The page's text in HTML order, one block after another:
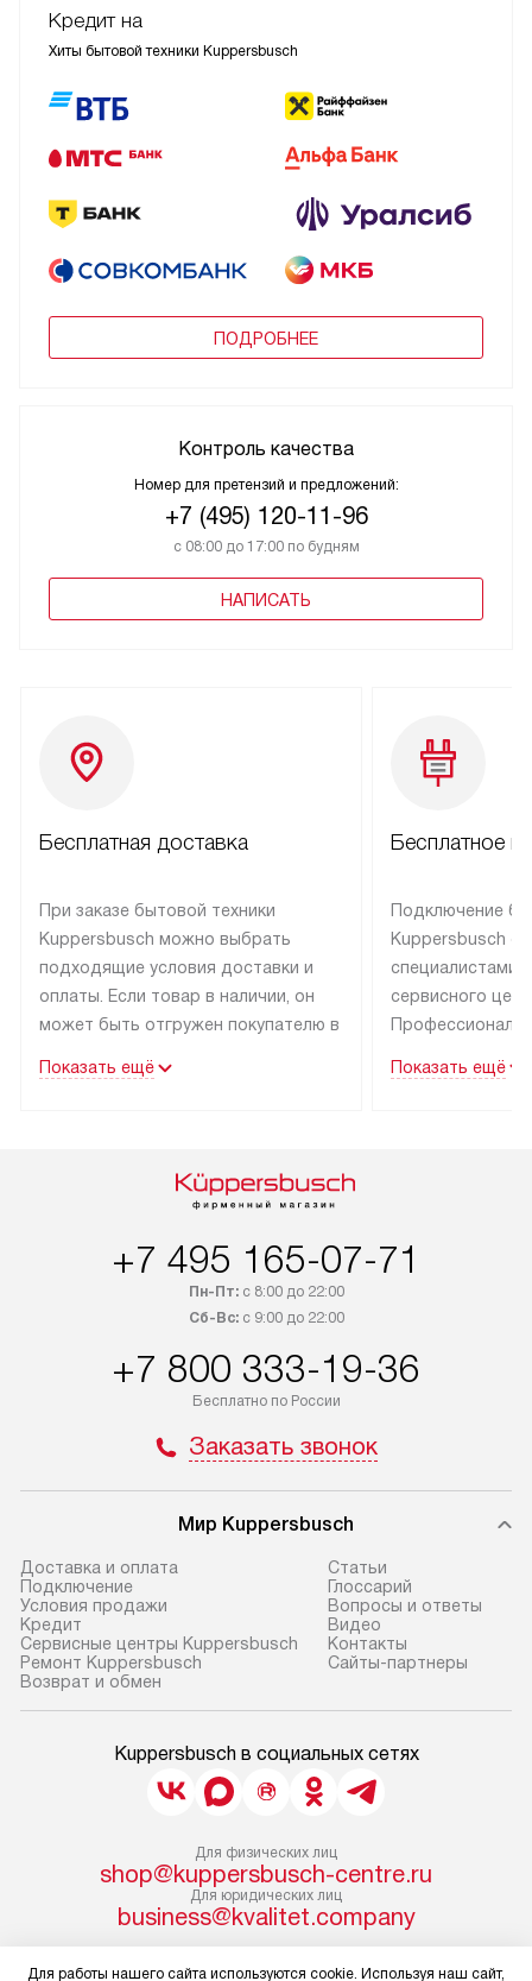
Кредит на
Хиты бытовой техники Kuppersbusch
ПОДРОБНЕЕ
Контроль качества
Номер для претензий и предложений:
+7 (495) 120-11-96
с 08:00 до 17:00 по будням
НАПИСАТЬ
Бесплатная доставка
При заказе бытовой техники
Kuppersbusch можно выбрать
подходящие условия доставки и
оплаты. Если товар в наличии, он
может быть отгружен покупателю в
специальным лейблом
дополнительно. Возможна
Показать ещё
Бесплатное
Подключение
Kuppersbusch
специалистами
сервисного
эксплуатации
Показать ещё
+7 495 165-07-71
Пн-Пт:с 8:00 до 22:00
Сб-Вс:с 9:00 до 22:00
+7 800 333-19-36
Бесплатно по России
Заказать звонок
Мир Kuppersbusch
Доставка и оплата
Подключение
Условия продажи
Кредит
Сервисные центры Kuppersbusch
Ремонт Kuppersbusch
Возврат и обмен
Cтатьи
Глоссарий
Вопросы и ответы
Видео
Контакты
Сайты-партнеры
Kuppersbusch в социальных сетях
Для физических лиц
shop@kuppersbusch-centre.ru
Для юридических лиц
business@kvalitet.company
НАПИСАТЬ РУКОВОДСТВУ
Для работы нашего сайта используются cookie. Используя наш сайт,